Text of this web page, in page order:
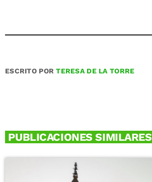
ESCRITO PORTERESA DE LA TORRE
PUBLICACIONES SIMILARES